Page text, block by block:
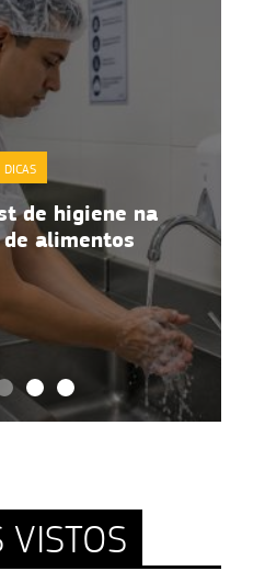
DICAS
de higiene na
alimentos
VISTOS